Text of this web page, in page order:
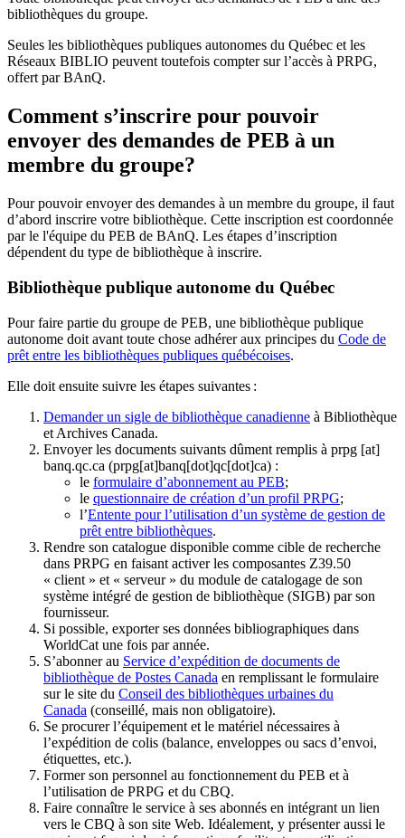
bibliothèques du groupe.
Seules les bibliothèques publiques autonomes du Québec et les
Réseaux BIBLIO peuvent toutefois compter sur l’accès à PRPG,
offert par BAnQ.
Comment s’inscrire pour pouvoir
envoyer des demandes de PEB à un
membre du groupe?
Pour pouvoir envoyer des demandes à un membre du groupe, il faut
d’abord inscrire votre bibliothèque. Cette inscription est coordonnée
par le l'équipe du PEB de BAnQ. Les étapes d’inscription
dépendent du type de bibliothèque à inscrire.
Bibliothèque publique autonome du Québec
Pour faire partie du groupe de PEB, une bibliothèque publique
autonome doit avant toute chose adhérer aux principes du Code de
prêt entre les bibliothèques publiques québécoises.
Elle doit ensuite suivre les étapes suivantes :
Demander un sigle de bibliothèque canadienne à Bibliothèque
et Archives Canada.
Envoyer les documents suivants dûment remplis à prpg [at]
banq.qc.ca (prpg[at]banq[dot]qc[dot]ca) :
le formulaire d’abonnement au PEB;
le questionnaire de création d’un profil PRPG;
l’Entente pour l’utilisation d’un système de gestion de
prêt entre bibliothèques.
Rendre son catalogue disponible comme cible de recherche
dans PRPG en faisant activer les composantes Z39.50
« client » et « serveur » du module de catalogage de son
système intégré de gestion de bibliothèque (SIGB) par son
fournisseur.
Si possible, exporter ses données bibliographiques dans
WorldCat une fois par année.
S’abonner au Service d’expédition de documents de
bibliothèque de Postes Canada en remplissant le formulaire
sur le site du Conseil des bibliothèques urbaines du
Canada (conseillé, mais non obligatoire).
Se procurer l’équipement et le matériel nécessaires à
l’expédition de colis (balance, enveloppes ou sacs d’envoi,
étiquettes, etc.).
Former son personnel au fonctionnement du PEB et à
l’utilisation de PRPG et du CBQ.
Faire connaître le service à ses abonnés en intégrant un lien
vers le CBQ à son site Web. Idéalement, y présenter aussi le